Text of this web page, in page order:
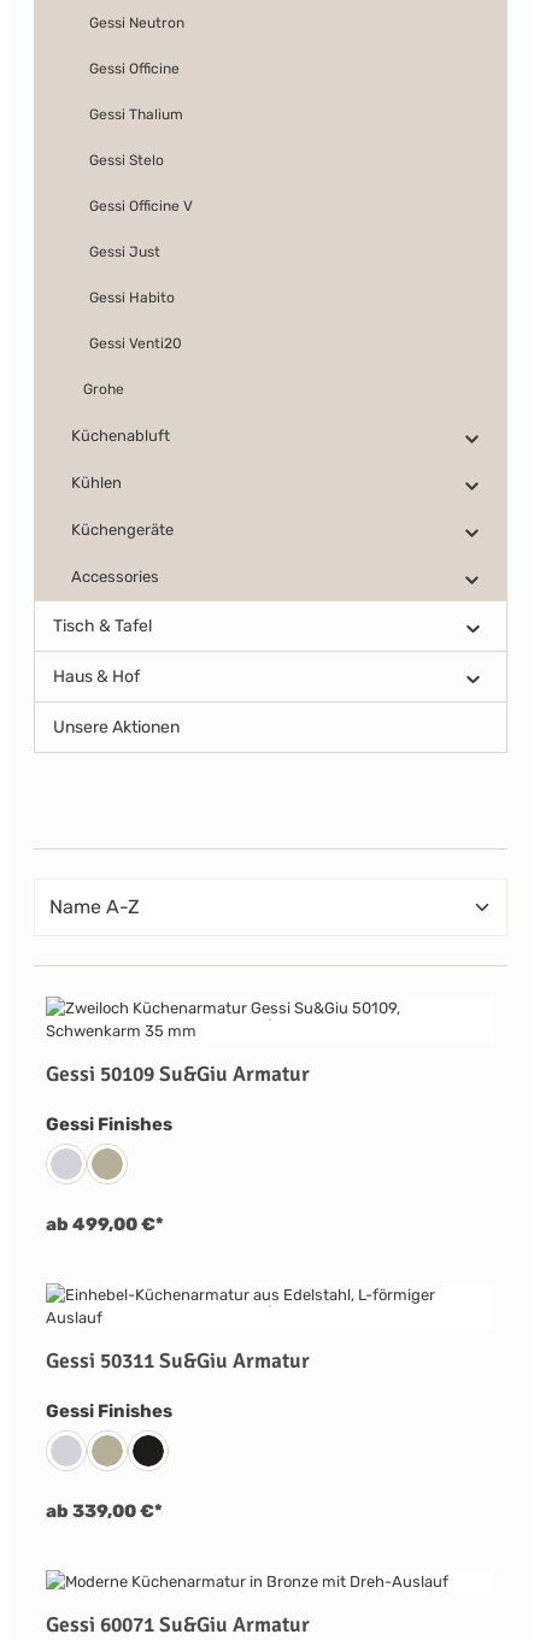
Gessi Neutron
Gessi Officine
Gessi Thalium
Gessi Stelo
Gessi Officine V
Gessi Just
Gessi Habito
Gessi Venti20
Grohe
Küchenabluft
Kühlen
Küchengeräte
Accessories
Tisch & Tafel
Haus & Hof
Unsere Aktionen
Gessi 50109 Su&Giu Armatur
Gessi Finishesauswählen
031 Chrom149 Finox Nickel Gebürstet
ab 499,00 €*
Gessi 50311 Su&Giu Armatur
Gessi Finishesauswählen
031 Chrom149 Finox Nickel Gebürstet
299 Schwarz Matt
ab 339,00 €*
Gessi 60071 Su&Giu Armatur